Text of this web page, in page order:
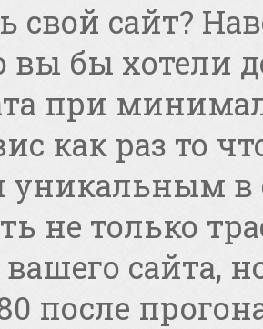
свой сайт?
бы хотели
при
как раз то
уникальным в
не только
сайта,
после